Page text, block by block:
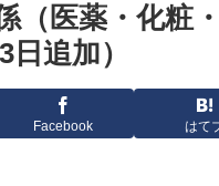
（医薬・化
追加）
Facebook はて